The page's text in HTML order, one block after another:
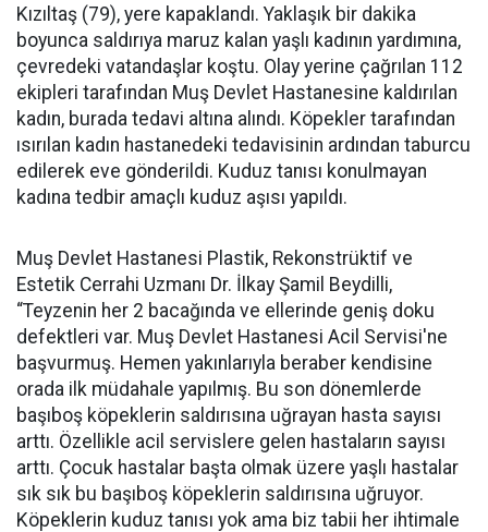
Kızıltaş (79), yere kapaklandı. Yaklaşık bir dakika
boyunca saldırıya maruz kalan yaşlı kadının yardımına,
çevredeki vatandaşlar koştu. Olay yerine çağrılan 112
ekipleri tarafından Muş Devlet Hastanesine kaldırılan
kadın, burada tedavi altına alındı. Köpekler tarafından
ısırılan kadın hastanedeki tedavisinin ardından taburcu
edilerek eve gönderildi. Kuduz tanısı konulmayan
kadına tedbir amaçlı kuduz aşısı yapıldı.
Muş Devlet Hastanesi Plastik, Rekonstrüktif ve
Estetik Cerrahi Uzmanı Dr. İlkay Şamil Beydilli,
“Teyzenin her 2 bacağında ve ellerinde geniş doku
defektleri var. Muş Devlet Hastanesi Acil Servisi'ne
başvurmuş. Hemen yakınlarıyla beraber kendisine
orada ilk müdahale yapılmış. Bu son dönemlerde
başıboş köpeklerin saldırısına uğrayan hasta sayısı
arttı. Özellikle acil servislere gelen hastaların sayısı
arttı. Çocuk hastalar başta olmak üzere yaşlı hastalar
sık sık bu başıboş köpeklerin saldırısına uğruyor.
Köpeklerin kuduz tanısı yok ama biz tabii her ihtimale